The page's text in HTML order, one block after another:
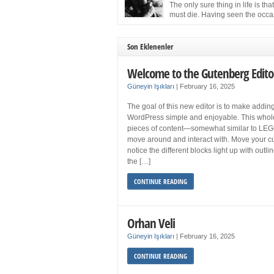
and still feel fatigued when your […]
The only sure thing in life is that
must die. Having seen the
the Cuban Revolution would succumb to that
Son Eklenenler
Welcome to the Gutenberg
Güneyin Işıkları February 16, 2025
The goal of this new editor is to make
WordPress simple and enjoyable. This
pieces of content—somewhat similar to
move around and interact with. Move your
notice the different blocks light up with
the […]
CONTINUE READING
Orhan Veli
Güneyin Işıkları February 16, 2025
CONTINUE READING